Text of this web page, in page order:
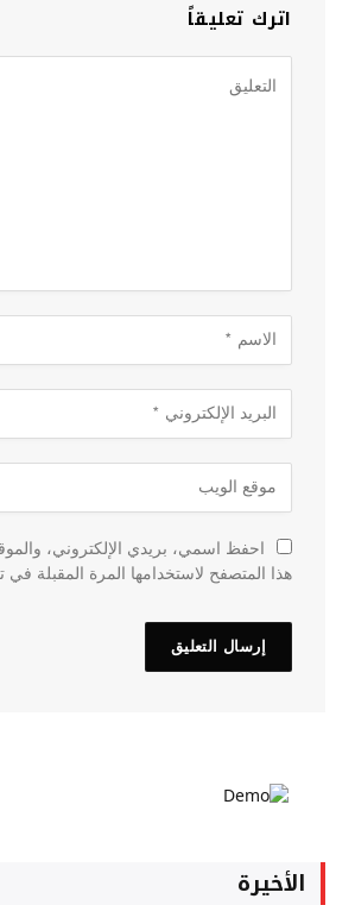
اترك تعليقاً
احفظ اسمي، بريدي الإلكتروني،
هذا المتصفح لاستخدامها المرة المقبلة في
الأخيرة